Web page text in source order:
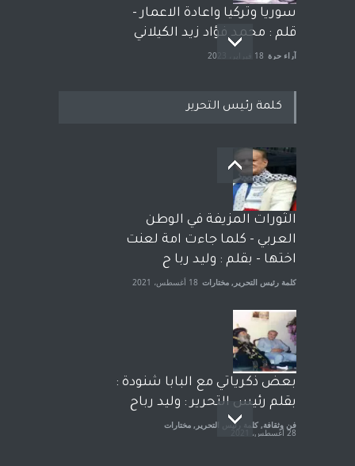
سوريا وتركيا واعادة الاعمار -
قلم : محمد فؤاد زيد الكيلاني
آراء حرة 18 فبراير، 2023
بعد معارك قضائية طاحنة كتب
وترافع فيها بنفسه مرة اخرى..
الشيخ طارق يوسف يقهر
الحكومة الأمريكية ، فأعطوه
الجنسية عن يد وهم صاغرون،
آراء حرة مختارات 7 أبريل، 2023
كلمة رئيس التحرير
الثورات المزيفة في الوطن
العربي - كلما جاءت امة لعنت
اختها - بقلم : وليد ربا ح
كلمة رئيس التحرير , مختارات 18 أغسطس، 2021
بعض ذكرياتي مع البابا شنودة :
بقلم رئيس التحرير : وليد رباح
فن وثقافة, كلمة رئيس التحرير , مختارات
28 أغسطس، 2021